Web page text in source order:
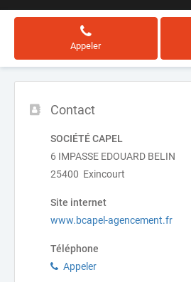
Appeler
Contact
SOCIÉTÉ CAPEL
6 IMPASSE EDOUARD BELIN
25400 Exincourt
Site internet
www.bcapel-agencement.fr
Téléphone
Appeler